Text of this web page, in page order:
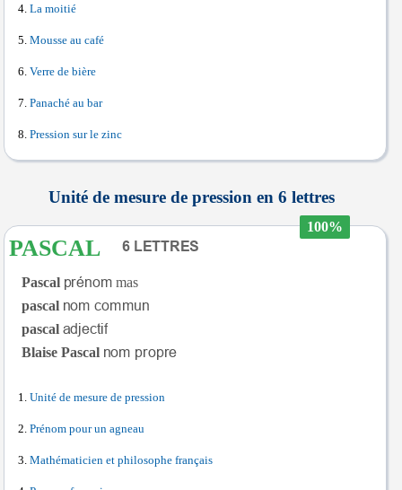
La moitié
Mousse au café
Verre de bière
Panaché au bar
Pression sur le zinc
Unité de mesure de pression en 6 lettres
100%
PASCAL
Pascal
mas
pascal
pascal
Blaise Pascal
Unité de mesure de pression
Prénom pour un agneau
Mathématicien et philosophe français